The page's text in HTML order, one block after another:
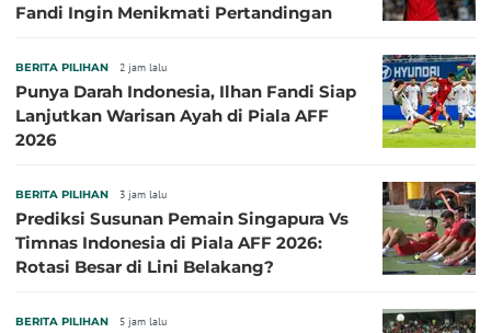
Fandi Ingin Menikmati Pertandingan
BERITA PILIHAN 2 jam lalu
Punya Darah Indonesia, Ilhan Fandi Siap
Lanjutkan Warisan Ayah di Piala AFF
2026
BERITA PILIHAN 3 jam lalu
Prediksi Susunan Pemain Singapura Vs
Timnas Indonesia di Piala AFF 2026:
Rotasi Besar di Lini Belakang?
BERITA PILIHAN 5 jam lalu